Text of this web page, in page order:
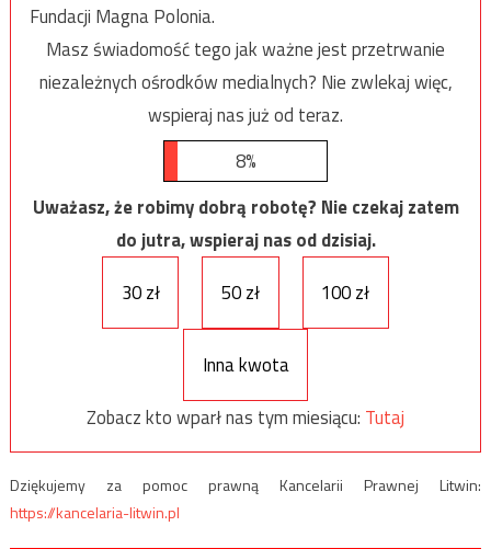
Fundacji Magna Polonia.
Masz świadomość tego jak ważne jest przetrwanie
niezależnych ośrodków medialnych? Nie zwlekaj więc,
wspieraj nas już od teraz.
8%
Uważasz, że robimy dobrą robotę? Nie czekaj zatem
do jutra, wspieraj nas od dzisiaj.
30 zł
50 zł 100 zł
Inna kwota
Zobacz kto wparł nas tym miesiącu: Tutaj
Dziękujemy za pomoc prawną Kancelarii Prawnej Litwin:
https://kancelaria-litwin.pl